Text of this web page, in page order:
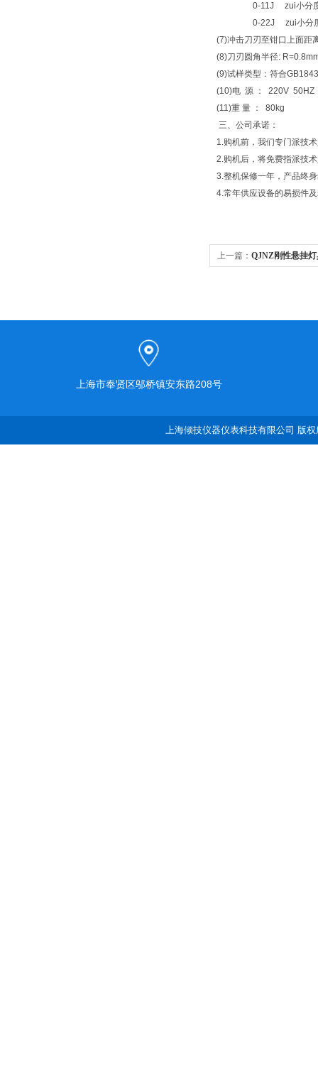
0-11J zui小分度
0-22J zui小分度
(7)冲击刀刃至钳口上面距
(8)刀刃圆角半径:
(9)试样类型：符合
(10)电 源 ： 220V 50HZ
(11)重 量 ： 80kg
三、公司承诺：
1.购机前，我们专门派技
2.购机后，将免费指派技
3.整机保修一年，产品终
4.常年供应设备的易损件
上一篇： QJNZ刚性悬挂
上海市奉贤区邬桥镇安东路208号
上海倾技仪器仪表科技有限公司 版